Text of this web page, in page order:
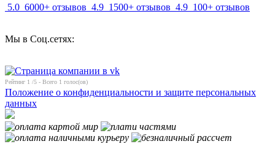
5.0 6000+ отзывов 4.9 1500+ отзывов 4.9 100+ отзывов
Мы в Соц.сетях:
Рейтинг 1 /5 - Всего 1 голос(ов)
Положение о конфиденциальности и защите персональных
данных